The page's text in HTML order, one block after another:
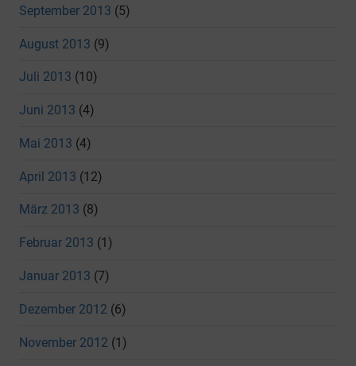
September 2013 (5)
August 2013 (9)
Juli 2013 (10)
Juni 2013 (4)
Mai 2013 (4)
April 2013 (12)
März 2013 (8)
Februar 2013 (1)
Januar 2013 (7)
Dezember 2012 (6)
November 2012 (1)